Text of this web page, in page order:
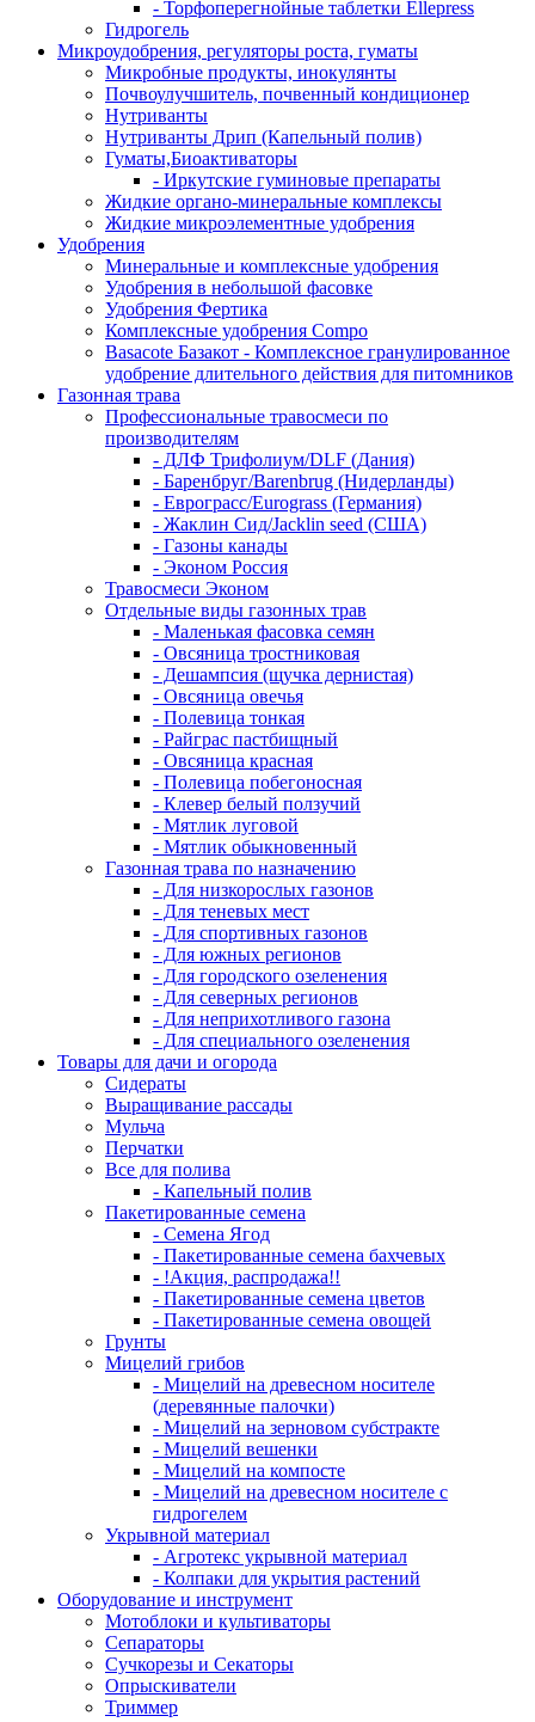
- Торфоперегнойные таблетки Ellepress
Гидрогель
Микроудобрения, регуляторы роста, гуматы
Микробные продукты, инокулянты
Почвоулучшитель, почвенный кондиционер
Нутриванты
Нутриванты Дрип (Капельный полив)
Гуматы,Биоактиваторы
- Иркутские гуминовые препараты
Жидкие органо-минеральные комплексы
Жидкие микроэлементные удобрения
Удобрения
Минеральные и комплексные удобрения
Удобрения в небольшой фасовке
Удобрения Фертика
Комплексные удобрения Compo
Basacote Базакот - Комплексное гранулированное
удобрение длительного действия для питомников
Газонная трава
Профессиональные травосмеси по
производителям
- ДЛФ Трифолиум/DLF (Дания)
- Баренбруг/Barenbrug (Нидерланды)
- Еврограсс/Eurograss (Германия)
- Жаклин Сид/Jacklin seed (США)
- Газоны канады
- Эконом Россия
Травосмеси Эконом
Отдельные виды газонных трав
- Маленькая фасовка семян
- Овсяница тростниковая
- Дешампсия (щучка дернистая)
- Овсяница овечья
- Полевица тонкая
- Райграс пастбищный
- Овсяница красная
- Полевица побегоносная
- Клевер белый ползучий
- Мятлик луговой
- Мятлик обыкновенный
Газонная трава по назначению
- Для низкорослых газонов
- Для теневых мест
- Для спортивных газонов
- Для южных регионов
- Для городского озеленения
- Для северных регионов
- Для неприхотливого газона
- Для специального озеленения
Товары для дачи и огорода
Сидераты
Выращивание рассады
Мульча
Перчатки
Все для полива
- Капельный полив
Пакетированные семена
- Семена Ягод
- Пакетированные семена бахчевых
- !Акция, распродажа!!
- Пакетированные семена цветов
- Пакетированные семена овощей
Грунты
Мицелий грибов
- Мицелий на древесном носителе
(деревянные палочки)
- Мицелий на зерновом субстракте
- Мицелий вешенки
- Мицелий на компосте
- Мицелий на древесном носителе с
гидрогелем
Укрывной материал
- Агротекс укрывной материал
- Колпаки для укрытия растений
Оборудование и инструмент
Мотоблоки и культиваторы
Сепараторы
Сучкорезы и Секаторы
Опрыскиватели
Триммер